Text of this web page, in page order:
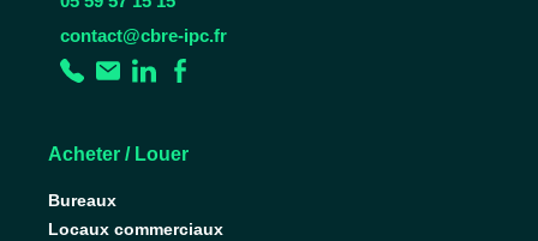
contact@cbre-ipc.fr
Acheter / Louer
Bureaux
Locaux commerciaux